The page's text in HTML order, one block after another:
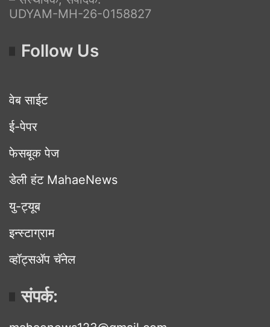
UDYAM-MH-26-0158827
Follow Us
वेब साईट
ई-पेपर
फेसबूक पेज
डेली हंट MahaeNews
यु-ट्यूब
इन्स्टाग्राम
व्हॉट्सॲप चॅनेल
संपर्क: